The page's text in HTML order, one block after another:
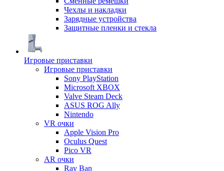
Чехлы и накладки
Зарядные устройства
Защитные пленки и стекла
Игровые приставки
Игровые приставки
Sony PlayStation
Microsoft XBOX
Valve Steam Deck
ASUS ROG Ally
Nintendo
VR очки
Apple Vision Pro
Oculus Quest
Pico VR
AR очки
Ray Ban